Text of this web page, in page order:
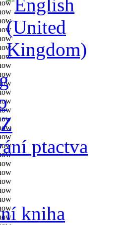
ptactva
kniha